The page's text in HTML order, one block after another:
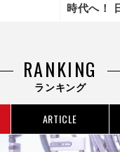
時代へ！
RANKING
ランキング
ARTICLE